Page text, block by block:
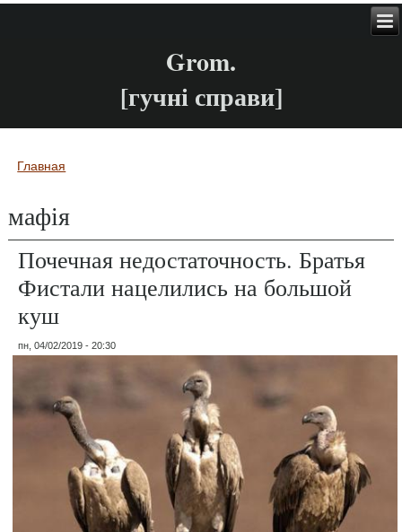
Grom.
[гучні справи]
Вы здесь
Главная
мафія
Почечная недостаточность. Братья
Фистали нацелились на большой
куш
пн, 04/02/2019 - 20:30